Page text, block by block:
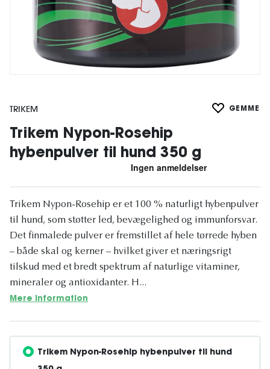
TRIKEM GEMME
Trikem Nypon-Rosehip
hybenpulver til hund 350 g
Trikem Nypon-Rosehip er et 100 % naturligt hybenpulver
til hund, som støtter led, bevægelighed og immunforsvar.
Det finmalede pulver er fremstillet af hele tørrede hyben
– både skal og kerner – hvilket giver et næringsrigt
tilskud med et bredt spektrum af naturlige vitaminer,
mineraler og antioxidanter. H...
Mere information
Trikem Nypon-Rosehip hybenpulver til hund